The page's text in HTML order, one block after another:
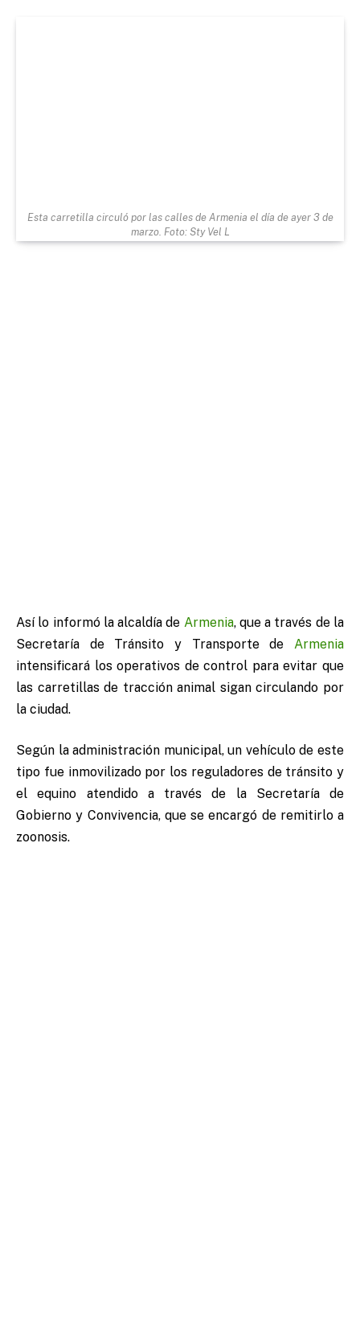
Esta carretilla circuló por las calles de Armenia el día de ayer 3 de
marzo. Foto: Sty Vel L
Así lo informó la alcaldía de Armenia, que a través de la
Secretaría de Tránsito y Transporte de Armenia
intensificará los operativos de control para evitar que
las carretillas de tracción animal sigan circulando por
la ciudad.
Según la administración municipal, un vehículo de este
tipo fue inmovilizado por los reguladores de tránsito y
el equino atendido a través de la Secretaría de
Gobierno y Convivencia, que se encargó de remitirlo a
zoonosis.